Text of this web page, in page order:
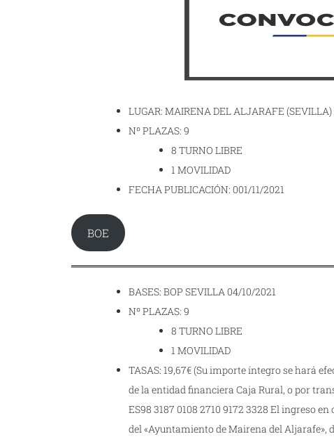
LUGAR: MAIRENA DEL ALJARAFE (SEVILLA)
Nº PLAZAS: 9
8 TURNO LIBRE
1 MOVILIDAD
FECHA PUBLICACIÓN: 001/11/2021
BOE
BASES: BOP SEVILLA 04/10/2021
Nº PLAZAS: 9
8 TURNO LIBRE
1 MOVILIDAD
TASAS: 19,67€ (Su importe íntegro se hará
de la entidad financiera Caja Rural, o por
ES98 3187 0108 2710 9172 3328 El ingreso
del «Ayuntamiento de Mairena del Aljarafe»,